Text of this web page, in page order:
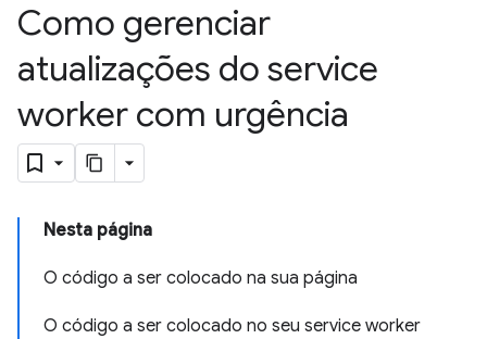
Como gerenciar
atualizações do service
worker com urgência
Nesta página
O código a ser colocado na sua página
O código a ser colocado no seu service worker